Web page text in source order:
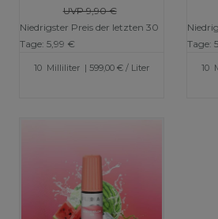
UVP 9,90 €
Niedrigster Preis der letzten 30
Tage: 5,99 €
10 Milliliter | 599,00 € / Liter
Tage:
10